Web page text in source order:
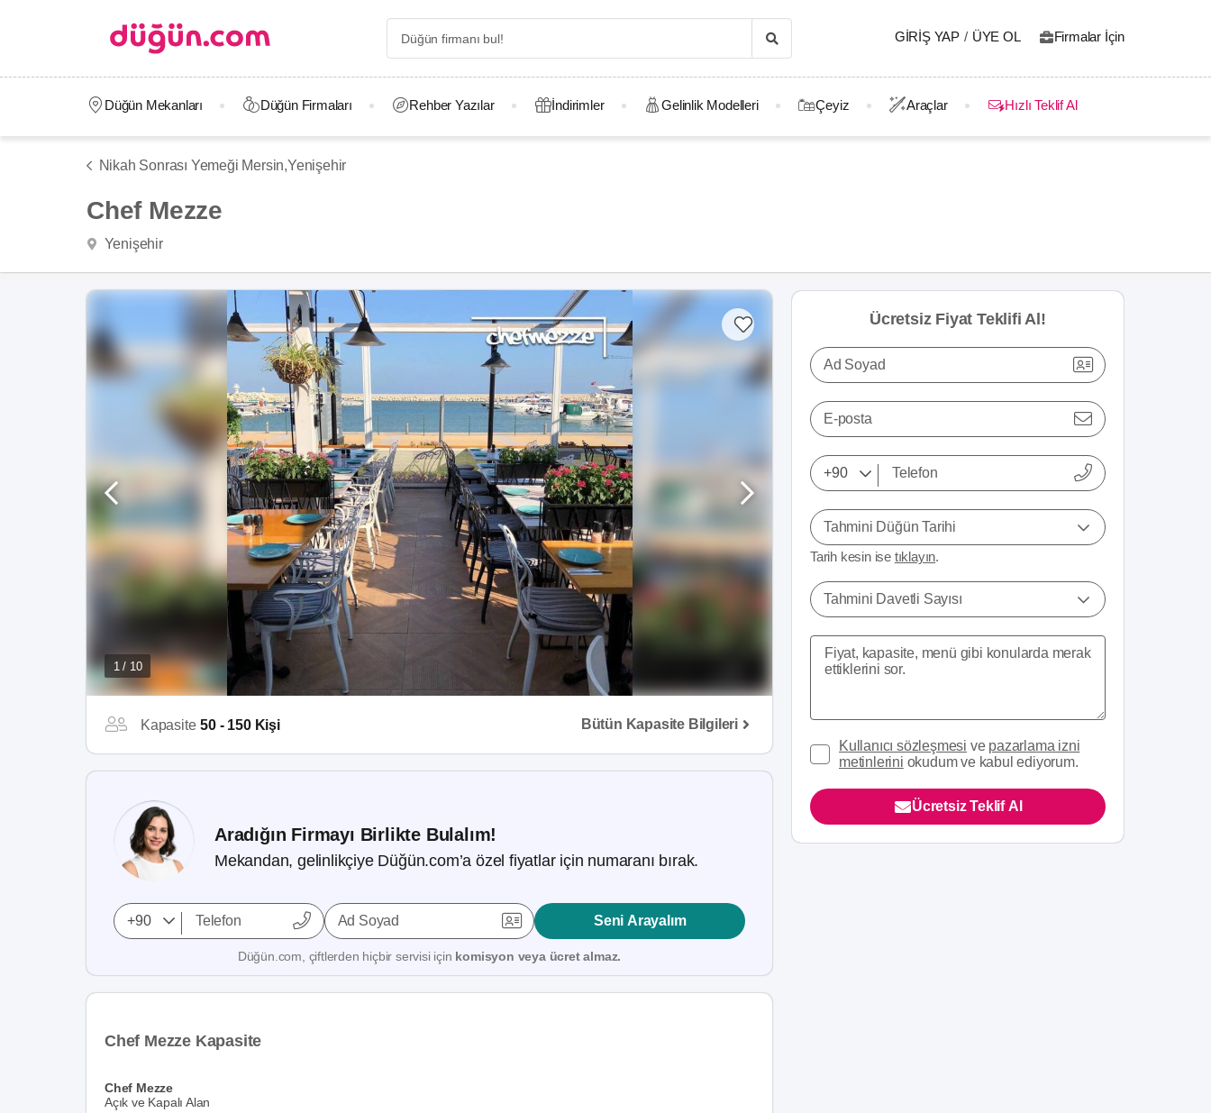
GIRIŞ YAP / ÜYE OL Firmalar İçin
Düğün Mekanları Düğün Firmaları Rehber Yazılar İndirimler Gelinlik Modelleri Çeyiz Araçlar Hızlı Teklif Al
Nikah Sonrası Yemeği Mersin,Yenişehir
Chef Mezze
Yenişehir
1 / 10
Kapasite 50 - 150 Kişi Bütün Kapasite Bilgileri
Aradığın Firmayı Birlikte Bulalım!
Mekandan, gelinlikçiye Düğün.com’a özel fiyatlar için numaranı bırak.
Ad Soyad Seni Arayalım
Düğün.com, çiftlerden hiçbir servisi için komisyon veya ücret almaz.
Chef Mezze Kapasite
Chef Mezze
Açık ve Kapalı Alan
Ücretsiz Fiyat Teklifi Al!
Ad Soyad
E-posta
Tahmini Düğün Tarihi
Tarih kesin ise tıklayın.
Tahmini Davetli Sayısı
Kullanıcı sözleşmesi ve pazarlama izni
metinlerini okudum ve kabul ediyorum.
Ücretsiz Teklif Al